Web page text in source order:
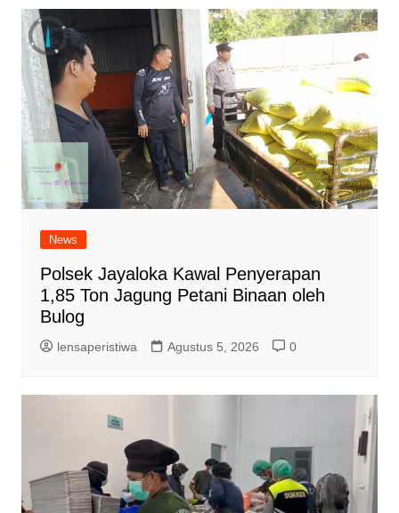
News
Polsek Jayaloka Kawal Penyerapan
1,85 Ton Jagung Petani Binaan oleh
Bulog
lensaperistiwa Agustus 5, 2026 0